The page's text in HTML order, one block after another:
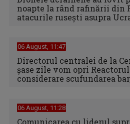
noapte la rând rafinării din
atacurile rusești asupra
06 August, 11:47
Directorul centralei de la
şase zile vom opri
considerare scufundarea
06 August, 11:28
Comunicarea cu liderul